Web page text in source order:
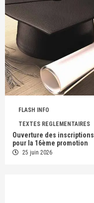
FLASH INFO
TEXTES REGLEMENTAIRES
Ouverture des inscriptions
pour la 16ème promotion
25 juin 2026